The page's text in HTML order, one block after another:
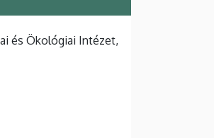
és Ökológiai Intézet,